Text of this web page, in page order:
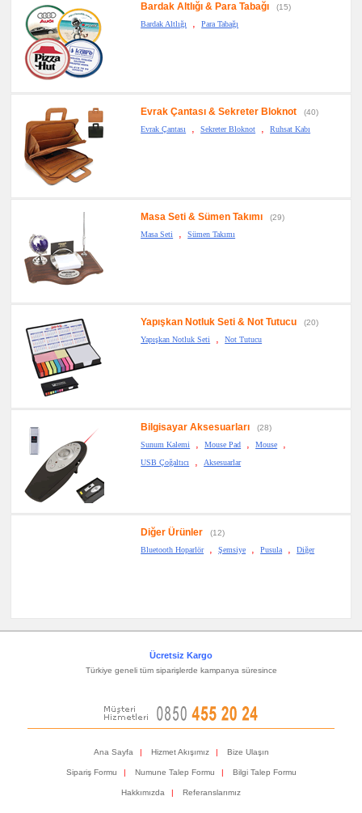
Bardak Altlığı & Para Tabağı
(15)
Bardak Altlığı
, Para Tabağı
Evrak Çantası & Sekreter Bloknot
(40)
Evrak Çantası
, Sekreter Bloknot , Ruhsat Kabı
Masa Seti & Sümen Takımı
(29)
Masa Seti
, Sümen Takımı
Yapışkan Notluk Seti & Not Tutucu
(20)
Yapışkan Notluk Seti
, Not Tutucu
Bilgisayar Aksesuarları
(28)
Sunum Kalemi
, Mouse Pad , Mouse ,
USB Çoğaltıcı , Aksesuarlar
Diğer Ürünler
(12)
Bluetooth Hoparlör
, Şemsiye , Pusula , Diğer
Ücretsiz Kargo
Türkiye geneli tüm siparişlerde kampanya süresince
Ana Sayfa | Hizmet Akışımız | Bize Ulaşın
Sipariş Formu | Numune Talep Formu | Bilgi Talep Formu
Hakkımızda | Referanslarımız